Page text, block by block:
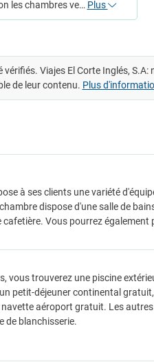
les chambres ve… Plus
Viajes El Corte Inglés,
de leur contenu. Plus
à ses clients une variété
dispose d'une salle de
cafetière. Vous pourrez
vous trouverez une piscine
petit-déjeuner continental
aéroport gratuit. Les
de blanchisserie.